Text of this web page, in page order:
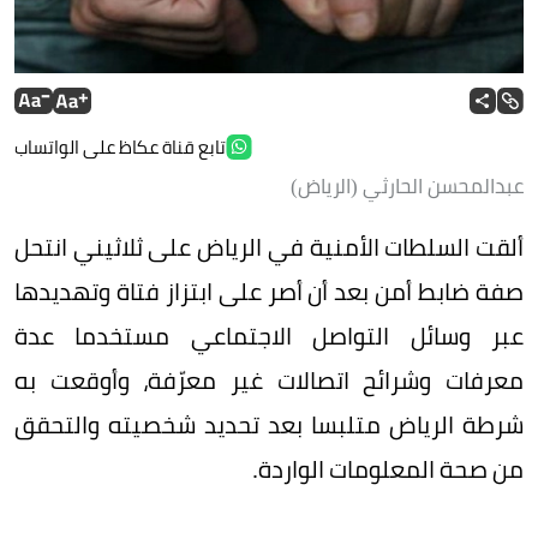
تابع قناة عكاظ على الواتساب
عبدالمحسن الحارثي (الرياض)
ألقت السلطات الأمنية في الرياض على ثلاثيني انتحل
صفة ضابط أمن بعد أن أصر على ابتزاز فتاة وتهديدها
عبر وسائل التواصل الاجتماعي مستخدما عدة
معرفات وشرائح اتصالات غير معرّفة، وأوقعت به
شرطة الرياض متلبسا بعد تحديد شخصيته والتحقق
من صحة المعلومات الواردة.